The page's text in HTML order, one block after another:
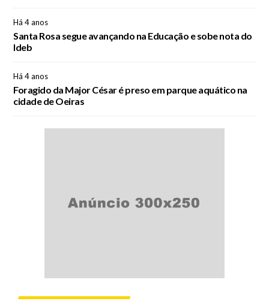
Há 4 anos
Santa Rosa segue avançando na Educação e sobe nota do
Ideb
Há 4 anos
Foragido da Major César é preso em parque aquático na
cidade de Oeiras